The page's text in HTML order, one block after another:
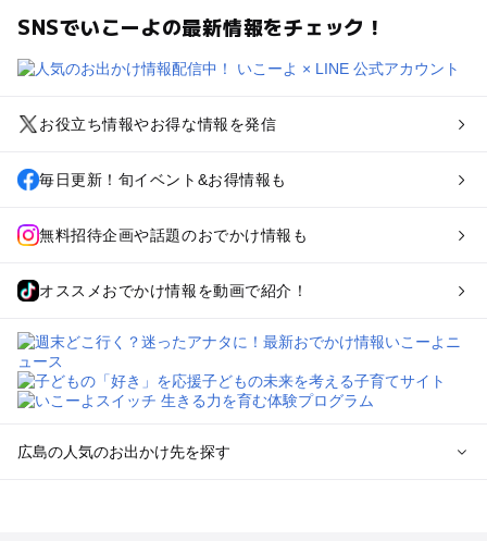
SNSでいこーよの最新情報をチェック！
お役立ち情報やお得な情報を発信
毎日更新！旬イベント&お得情報も
無料招待企画や話題のおでかけ情報も
オススメおでかけ情報を動画で紹介！
広島の人気のお出かけ先を探す